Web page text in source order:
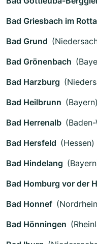
Bad Griesbach im
Bad Grund
Bad Grönenbach
Bad Harzburg
Bad Heilbrunn (Bayern)
Bad Herrenalb
Bad Hersfeld (Hessen)
Bad Hindelang
Bad Homburg vor der
Bad Honnef
Bad Hönningen